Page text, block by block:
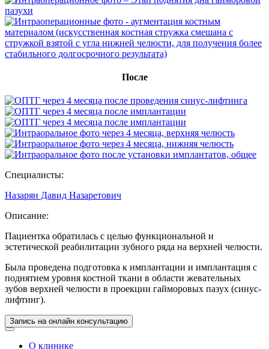
После
Специалисты:
Назарян Давид Назаретович
Описание:
Пациентка обратилась с целью функциональной и
эстетической реабилитации зубного ряда на верхней челюсти.
Была проведена подготовка к имплантации и имплантация с
поднятием уровня костной ткани в области жевательных
зубов верхней челюсти в проекции гайморовых пазух (синус-
лифтинг).
Запись на онлайн консультацию
О клинике